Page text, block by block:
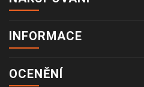
INFORMACE
OCENĚNÍ